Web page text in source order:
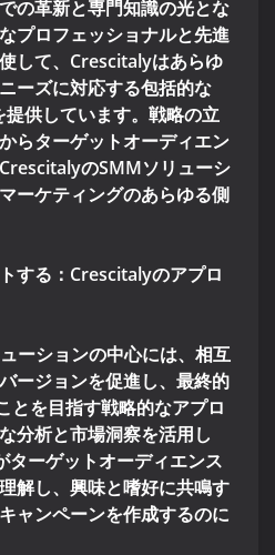
の革新と専門知識の光とな
プロフェッショナルと先進
して、Crescitalyはあらゆ
ーズに対応する包括的な
供しています。戦略の立
らターゲットオーディエン
のSMMソリューシ
ーケティングのあらゆる側
する：Crescitalyのアプロ
ーションの中心には、相互
ージョンを促進し、最終的
とを目指す戦略的なアプロ
分析と市場洞察を活用し
ーゲットオーディエンス
解し、興味と嗜好に共鳴す
ャンペーンを作成するのに